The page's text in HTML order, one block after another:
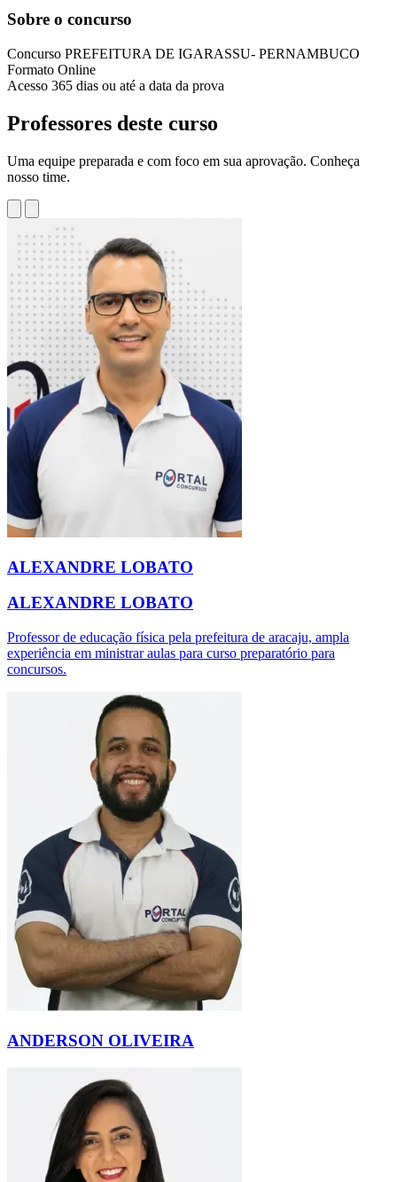
Sobre o concurso
Concurso PREFEITURA DE IGARASSU- PERNAMBUCO
Formato Online
Acesso 365 dias ou até a data da prova
Professores deste curso
Uma equipe preparada e com foco em sua aprovação. Conheça
nosso time.
ALEXANDRE LOBATO
ALEXANDRE LOBATO
Professor de educação física pela prefeitura de aracaju, ampla
experiência em ministrar aulas para curso preparatório para
concursos.
ANDERSON OLIVEIRA